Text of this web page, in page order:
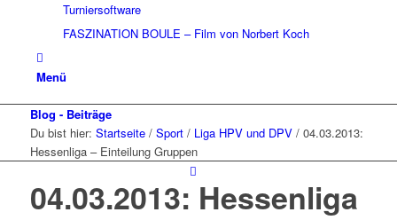
Turniersoftware
FASZINATION BOULE – Film von Norbert Koch
Menü
Blog - Beiträge
Du bist hier: Startseite / Sport / Liga HPV und DPV / 04.03.2013:
Hessenliga – Einteilung Gruppen
04.03.2013: Hessenliga